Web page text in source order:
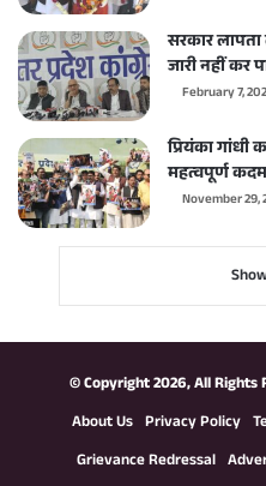
सरकार
जारी नहीं कर
February 7,
प्रियंका
महत्वपूर्ण कदम
November 29,
© Copyright 2026, All Rights
About Us Privacy Policy
Grievance Redressal